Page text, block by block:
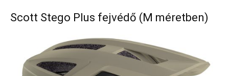
Scott Stego Plus fejvédő (M méretben)